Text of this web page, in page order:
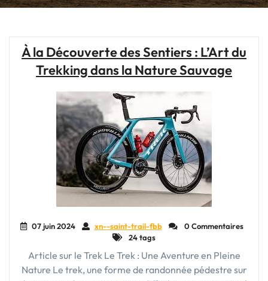
À la Découverte des Sentiers : L’Art du
Trekking dans la Nature Sauvage
07 juin 2024 xn--saint-trail-fbb
0 Commentaires
24 tags
Article sur le Trek Le Trek : Une Aventure en Pleine
Nature Le trek, une forme de randonnée pédestre sur